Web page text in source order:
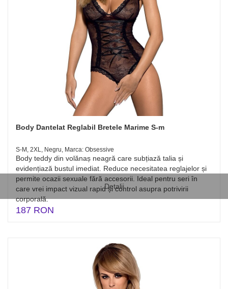
Detalii
Body Dantelat Reglabil Bretele Marime S-m
S-M, 2XL, Negru, Marca: Obsessive
Body teddy din volănaș neagră care subțiază talia și
evidențiază bustul imediat. Reduce necesitatea reglajelor și
permite ocazii sexuale fără accesorii. Ideal pentru seri în
care vrei impact vizual rapid și control asupra potrivirii
corporală.
187 RON